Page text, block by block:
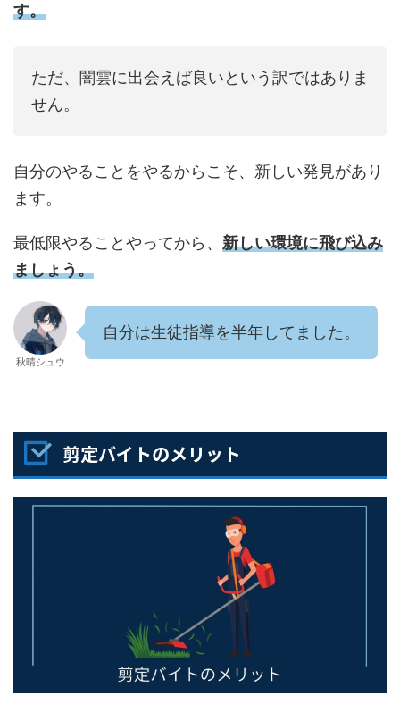
す。
ただ、闇雲に出会えば良いという訳ではありま
せん。
自分のやることをやるからこそ、新しい発見があり
ます。
最低限やることやってから、 新しい環境に飛び込み
ましょう。
秋晴シュウ
自分は生徒指導を半年してました。
剪定バイトのメリット